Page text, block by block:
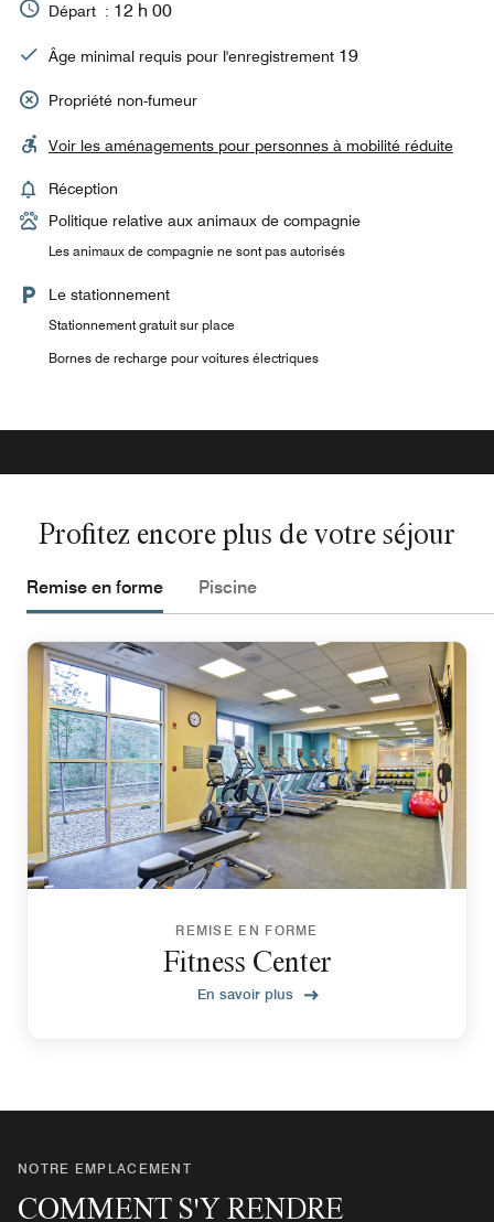
Départ : 12 h 00
Âge minimal requis pour l'enregistrement 19
Propriété non-fumeur
Voir les aménagements pour personnes à mobilité réduite
Réception
Politique relative aux animaux de compagnie
Les animaux de compagnie ne sont pas autorisés
Le stationnement
Stationnement gratuit sur place
Bornes de recharge pour voitures électriques
Profitez encore plus de votre séjour
Remise en forme Piscine
REMISE EN FORME
Fitness Center
En savoir plus
NOTRE EMPLACEMENT
COMMENT S'Y RENDRE